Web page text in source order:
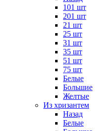
101 шт
201 шт
21 шт
25 шт
31 шт
35 шт
51 шт
75 шт
Белые
Большие
Желтые
Из хризантем
Назад
Белые